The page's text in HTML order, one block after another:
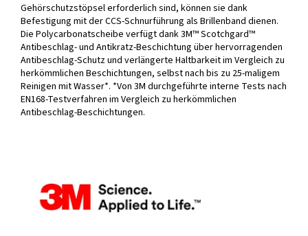
Gehörschutzstöpsel erforderlich sind, können sie dank
Befestigung mit der CCS-Schnurführung als Brillenband dienen.
Die Polycarbonatscheibe verfügt dank 3M™ Scotchgard™
Antibeschlag- und Antikratz-Beschichtung über hervorragenden
Antibeschlag-Schutz und verlängerte Haltbarkeit im Vergleich zu
herkömmlichen Beschichtungen, selbst nach bis zu 25-maligem
Reinigen mit Wasser*. *Von 3M durchgeführte interne Tests nach
EN168-Testverfahren im Vergleich zu herkömmlichen
Antibeschlag-Beschichtungen.